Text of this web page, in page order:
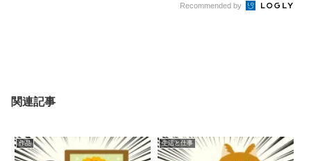
Recommended by
関連記事
作品 生活と仕事